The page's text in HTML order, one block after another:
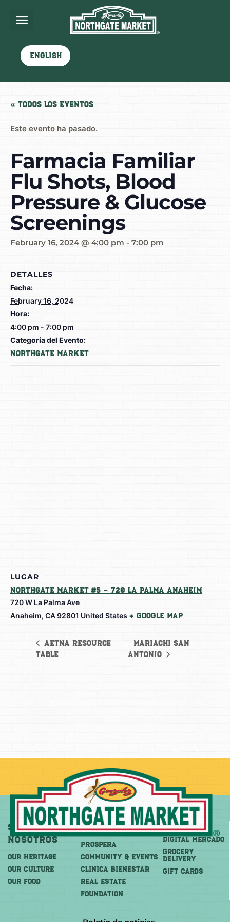
English
« Todos los Eventos
Este evento ha pasado.
Farmacia Familiar
Flu Shots, Blood
Pressure & Glucose
Screenings
February 16, 2024 @ 4:00 pm - 7:00 pm
DETALLES
Fecha:
February 16, 2024
Hora:
4:00 pm - 7:00 pm
Categoría del Evento:
Northgate Market
LUGAR
Northgate Market #5 – 720 La Palma Anaheim
720 W La Palma Ave
Anaheim, CA92801 United States + Google Map
Aetna Resource
Table
Mariachi San
Antonio
Sobre
Nosotros
OUR HERITAGE
OUR CULTURE
OUR FOOD
Más
PROSPERA
COMMUNITY & EVENTS
CLINICA BIENESTAR
REAL ESTATE
FOUNDATION
Comprar
DIGITAL MERCADO
Grocery
Delivery
GIFT CARDS